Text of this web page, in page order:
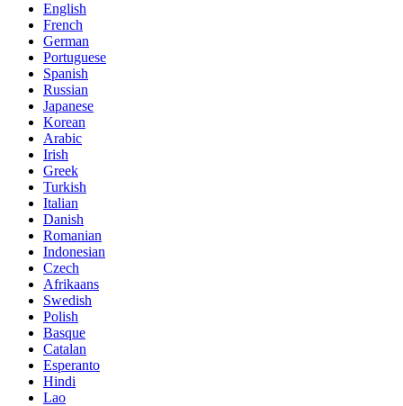
English
French
German
Portuguese
Spanish
Russian
Japanese
Korean
Arabic
Irish
Greek
Turkish
Italian
Danish
Romanian
Indonesian
Czech
Afrikaans
Swedish
Polish
Basque
Catalan
Esperanto
Hindi
Lao